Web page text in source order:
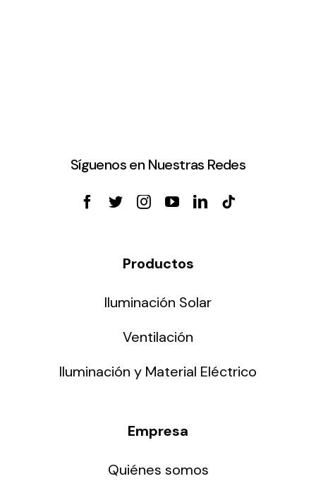
Síguenos en Nuestras Redes
Productos
Iluminación Solar
Ventilación
Iluminación y Material Eléctrico
Empresa
Quiénes somos